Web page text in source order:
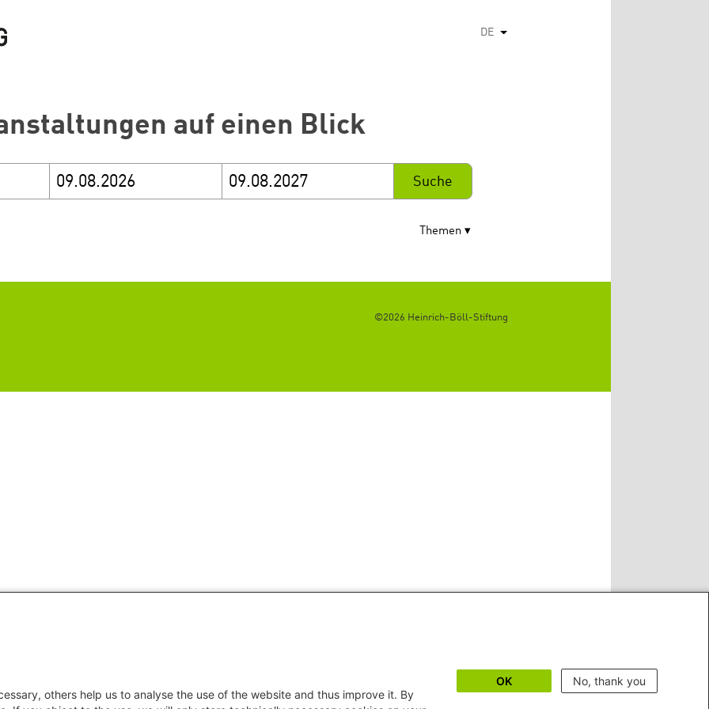
DE Weitere Aktionen auflisten
auf einen Blick
Themen
©2026 Heinrich-Böll-Stiftung
others help us to analyse the use of the website and thus improve it. By
OK No, thank you